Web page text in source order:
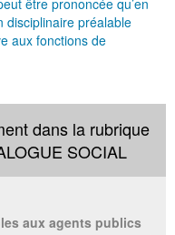
être prononcée qu’en
disciplinaire préalable
aux fonctions de
dans la rubrique
SOCIAL
aux agents publics